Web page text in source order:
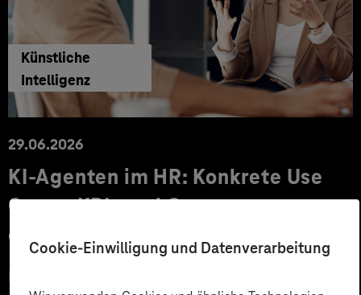
Cookie-Einwilligung und Datenverarbeitung
Künstliche
Intelligenz
29.06.2026
KI‑Agenten im HR: Konkrete Use
Cases, KPIs und Governance
entlang der Employee Journey
KI‑Agenten im HR sind mehr als Chatbots: Sie